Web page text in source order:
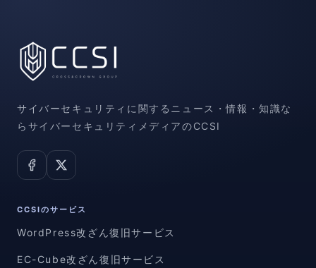
サイバーセキュリティに関するニュース・情報・知識な
らサイバーセキュリティメディアのCCSI
CCSIのサービス
WordPress改ざん復旧サービス
EC-Cube改ざん復旧サービス